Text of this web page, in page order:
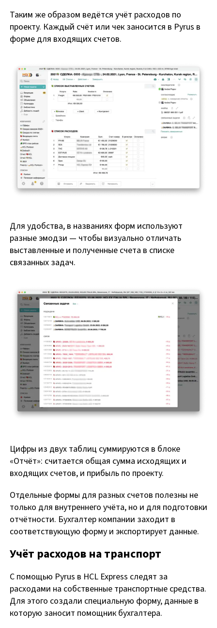
Таким же образом ведётся учёт расходов по
проекту. Каждый счёт или чек заносится в Pyrus в
форме для входящих счетов.
Для удобства, в названиях форм используют
разные эмодзи — чтобы визуально отличать
выставленные и полученные счета в списке
связанных задач.
Цифры из двух таблиц суммируются в блоке
«Отчёт»: считается общая сумма исходящих и
входящих счетов, и прибыль по проекту.
Отдельные формы для разных счетов полезны не
только для внутреннего учёта, но и для подготовки
отчётности. Бухгалтер компании заходит в
соответствующую форму и экспортирует данные.
Учёт расходов на транспорт
С помощью Pyrus в HCL Express следят за
расходами на собственные транспортные средства.
Для этого создали специальную форму, данные в
которую заносит помощник бухгалтера.